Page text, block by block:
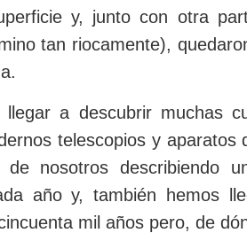
y, junto con otra
tan riocamente),
llegar a descubrir muchas
telescopios y
de nosotros describiendo
año y, también hemos
mil años pero, de